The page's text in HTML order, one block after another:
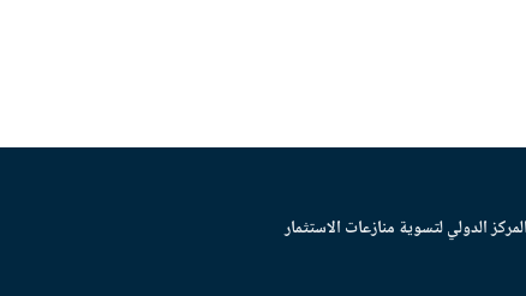
الدولي لتسوية منازعات الاستثمار